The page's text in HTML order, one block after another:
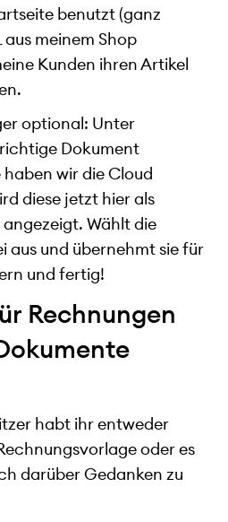
benutzt (ganz
meinem Shop
Kunden ihren Artikel
optional: Unter
Dokument
wir die Cloud
diese jetzt hier als
Wählt die
aus und übernehmt sie für
und fertig!
Rechnungen
habt ihr entweder
oder es
darüber Gedanken zu